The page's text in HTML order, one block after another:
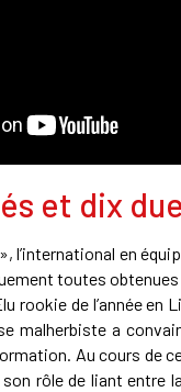
et dix
en
toutes obtenues
rookie de l’année
malherbiste a
Au cours de
rôle de liant entre